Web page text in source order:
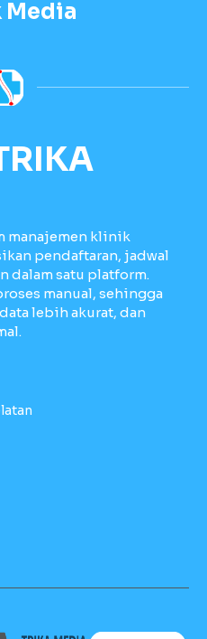
manajemen klinik
pendaftaran, jadwal
dalam satu platform.
manual, sehingga
lebih akurat, dan